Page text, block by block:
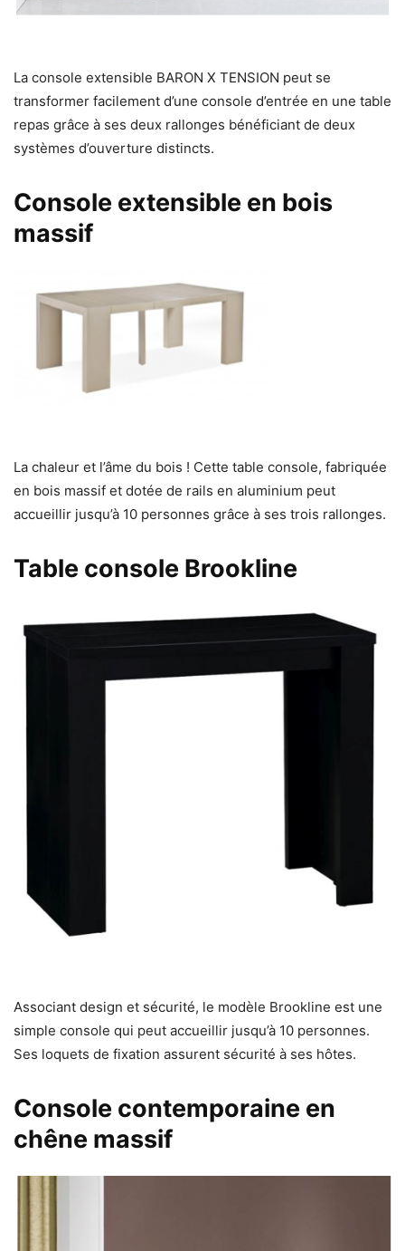
La console extensible BARON X TENSION peut se
transformer facilement d’une console d’entrée en une table
repas grâce à ses deux rallonges bénéficiant de deux
systèmes d’ouverture distincts.
Console extensible en bois
massif
La chaleur et l’âme du bois ! Cette table console, fabriquée
en bois massif et dotée de rails en aluminium peut
accueillir jusqu’à 10 personnes grâce à ses trois rallonges.
Table console Brookline
Associant design et sécurité, le modèle Brookline est une
simple console qui peut accueillir jusqu’à 10 personnes.
Ses loquets de fixation assurent sécurité à ses hôtes.
Console contemporaine en
chêne massif